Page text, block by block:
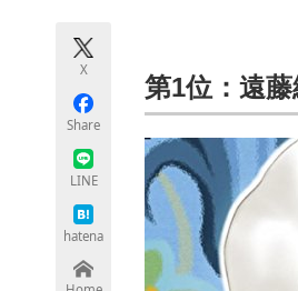
ちょっと気になる
X
Share
LINE
hatena
第1位：遠